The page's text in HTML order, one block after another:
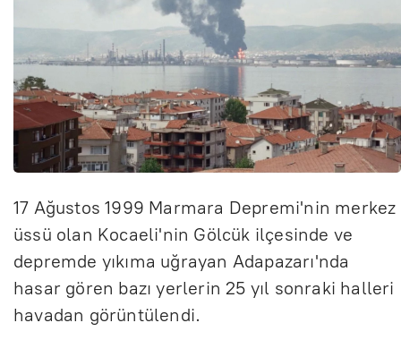
17 Ağustos 1999 Marmara Depremi'nin merkez
üssü olan Kocaeli'nin Gölcük ilçesinde ve
depremde yıkıma uğrayan Adapazarı'nda
hasar gören bazı yerlerin 25 yıl sonraki halleri
havadan görüntülendi.